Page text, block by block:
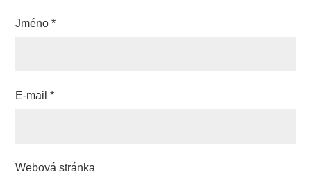
Jméno*
E-mail*
Webová stránka